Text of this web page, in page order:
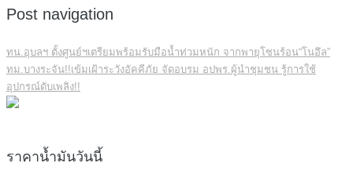
Post navigation
ทน.อุบลฯ ตั้งศูนย์ฯเตรียมพร้อมรับมือน้ำท่วมหนัก จากพายุโซนร้อน“โนอึล”
ทม.บางระจัน!!เข้มเฝ้าระวังอัคคีภัย จัดอบรม อปพร.ผู้นำชุมชน รู้การใช้
อุปกรณ์ดับเพลิง!!
ราคาน้ำมันวันนี้